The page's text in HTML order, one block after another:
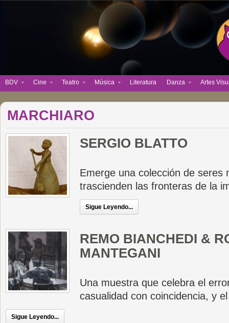
BDV Cine Teatro Música Literatura Danza Artes
MARCHIARO
SERGIO BLATTO
Emerge una colección de seres
trascienden las fronteras de la
Sigue Leyendo...
REMO BIANCHEDI &
MANTEGANI
Una muestra que celebra el
casualidad con coincidencia, y
Sigue Leyendo...